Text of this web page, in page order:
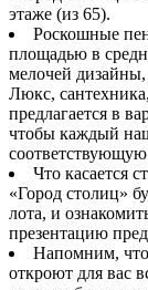
этаже (из 65).
Роскошные
площадью в
мелочей дизайны,
Люкс,
предлагается в
чтобы каждый
Что касается
«Город столиц»
лота, и
презентацию
Напомним,
откроют для вас